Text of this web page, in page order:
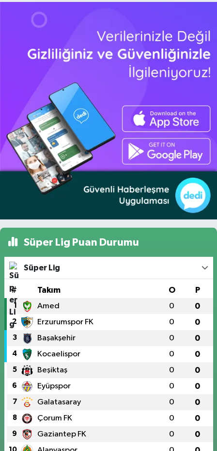
Süper Lig Puan Durumu
Süper Lig
# Takım O P
1 Amed 0 0
2 Erzurumspor FK 0 0
3 Başakşehir 0 0
4 Kocaelispor 0 0
5 Beşiktaş 0 0
6 Eyüpspor 0 0
7 Galatasaray 0 0
8 Çorum FK 0 0
9 Gaziantep FK 0 0